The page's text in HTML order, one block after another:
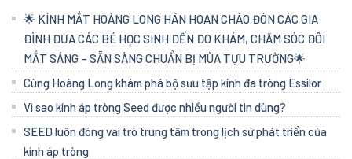
🌟 KÍNH MẮT HOÀNG LONG HÂN HOAN CHÀO ĐÓN CÁC GIA
ĐÌNH ĐƯA CÁC BÉ HỌC SINH ĐẾN ĐO KHÁM, CHĂM SÓC ĐÔI
MẮT SÁNG – SẴN SÀNG CHUẨN BỊ MÙA TỰU TRƯỜNG🌟
Cùng Hoàng Long khám phá bộ sưu tập kính đa tròng Essilor
Vì sao kính áp tròng Seed được nhiều người tin dùng?
SEED luôn đóng vai trò trung tâm trong lịch sử phát triển của
kính áp tròng